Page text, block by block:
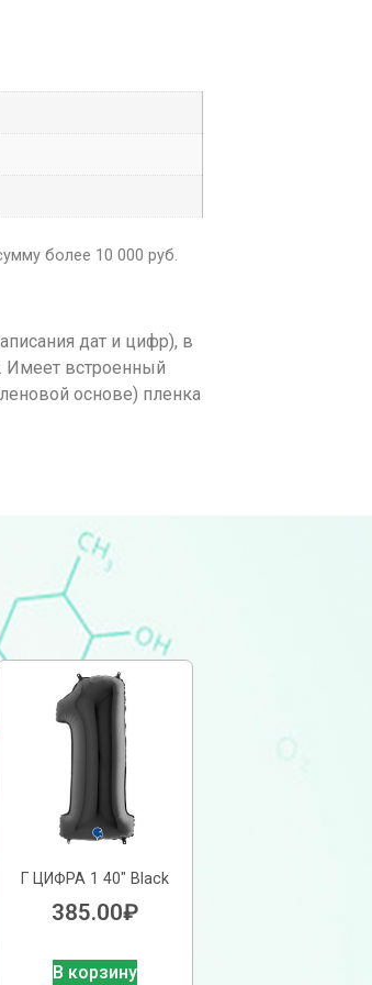
более 10 000 руб.
дат и цифр), в
Имеет встроенный
основе) пленка
Г ЦИФРА 1 40″ Black
385.00₽
В корзину